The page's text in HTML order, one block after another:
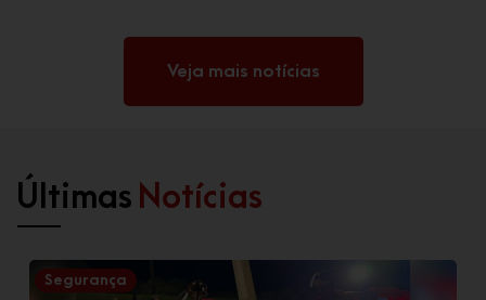
Veja mais notícias
Últimas Notícias
Segurança